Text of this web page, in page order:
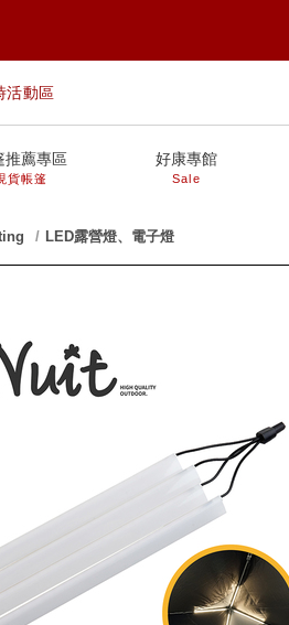
活動區
推薦專區
貨帳篷
好康專館
Sale
LED露營燈、電子燈